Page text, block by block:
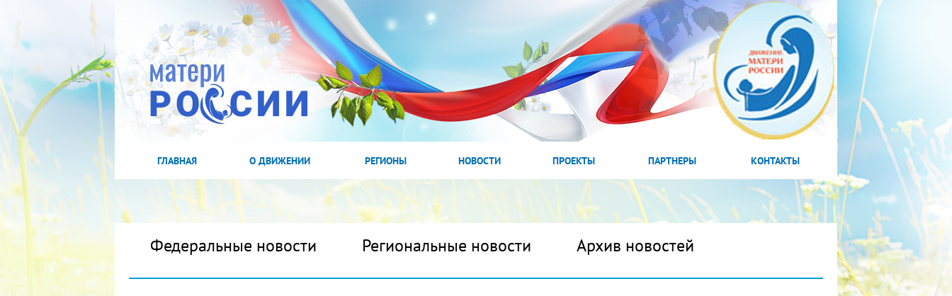
ГЛАВНАЯ О ДВИЖЕНИИ РЕГИОНЫ НОВОСТИ ПРОЕКТЫ ПАРТНЕРЫ КОНТАКТЫ
Федеральные новости Региональные новости Архив новостей